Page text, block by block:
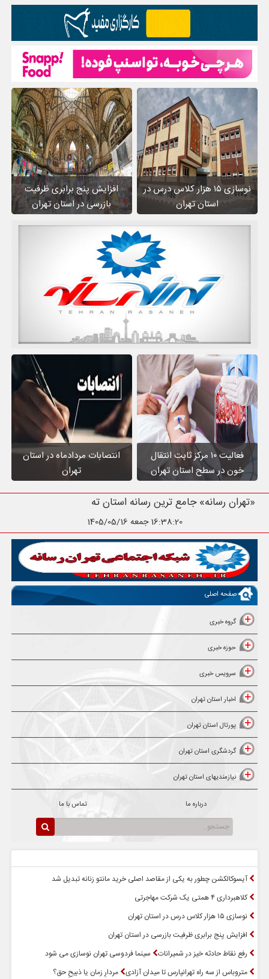
نوسازی ۱۵ هزار کلاس درس در
استان تهران
افزایش پنج برابری ظرفیت
بازرسی در استان تهران
فعالیت ۱۰ مرکز ثابت انتقال
خون در سطح استان تهران
انتصابات مردادماه در استان
تهران
«تهران رسانه» جامع ترین رسانه استان تهران
16:38:21 جمعه 1405/05/16
صفحه اصلی
گروه خبری
حوزه خبری
سرویس خبری
اخبار استان تهران
پورتال استان تهران
گردشگری استان تهران
نیازمندیهای استان تهران
درباره ما تماس با ما
آیسوکالکشن چطور به یکی از مقاصد اصلی خرید مانتو زنانه تبدیل شد
کلاهبرداری ۴ همتی یک شرکت مهاجرتی
نوسازی ۱۵ هزار کلاس درس در استان تهران
افزایش پنج برابری ظرفیت بازرسی در استان تهران
رفع نقاط حادثه خیز در شمیرانات
سینما فردوسی تهران نوسازی می شود
متروباس از سه راه تهرانپارس تا میدان آزادی مردارِ زمان یا ذبیحِ حق؟